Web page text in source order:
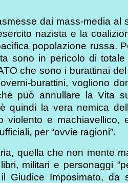
dai mass-media al
nazista e la
popolazione russa.
sono in pericolo di
che sono i burattinai
burattini, vogliono
può annullare la Vita
quindi la vera nemica
violento e machiavellico,
per “ovvie ragioni”.
quella che non mente
militari e personaggi
Giudice Imposimato, da